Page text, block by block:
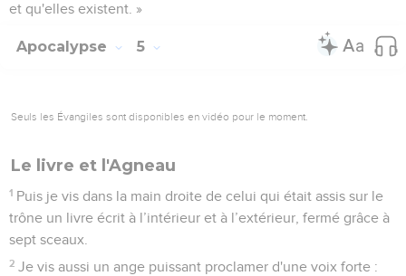
et qu'elles existent. »
Apocalypse 5
Seuls les Évangiles sont disponibles en vidéo pour le moment.
Le livre et l'Agneau
1 Puis je vis dans la main droite de celui qui était assis sur le
trône un livre écrit à l’intérieur et à l’extérieur, fermé grâce à
sept sceaux.
2 Je vis aussi un ange puissant proclamer d'une voix forte :